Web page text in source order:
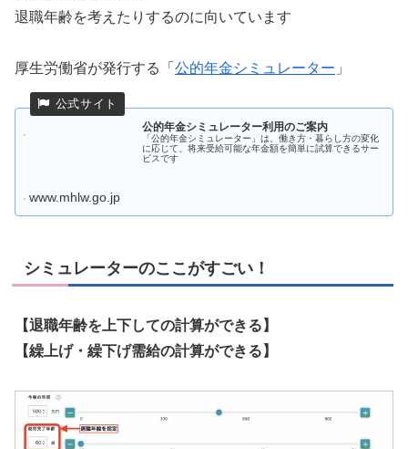
退職年齢を考えたりするのに向いています
厚生労働省が発行する「 公的年金シミュレーター 」
公的年金シミュレーター利用のご案内
「公的年金シミュレーター」は、働き方・暮らし方の変化
に応じて、将来受給可能な年金額を簡単に試算できるサー
ビスです
www.mhlw.go.jp
シミュレーターのここがすごい！
【退職年齢を上下しての計算ができる】
【繰上げ・繰下げ需給の計算ができる】